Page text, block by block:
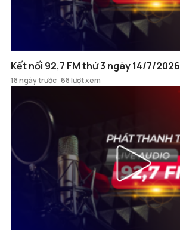
Kết nối 92,7 FM thứ 3 ngày 14/7/2026
18 ngày trước 68 lượt xem